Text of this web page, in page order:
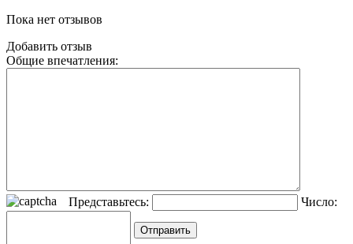
Пока нет отзывов
Добавить отзыв
Общие впечатления:
Представьтесь: Число: